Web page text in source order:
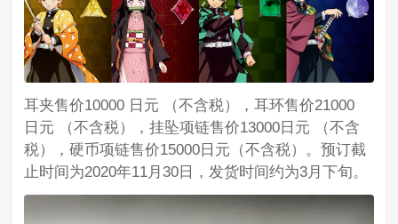
耳夹售价10000 日元 （不含税），耳环售价21000
日元 （不含税），挂坠项链售价13000日元 （不含
税），硬币项链售价15000日元（不含税）。预订截
止时间为2020年11月30日，发货时间约为3月下旬。